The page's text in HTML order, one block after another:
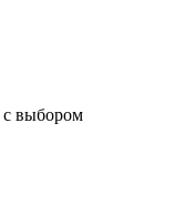
с выбором